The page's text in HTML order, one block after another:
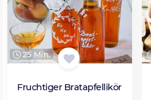
25 Min.
Fruchtiger Bratapfellikör